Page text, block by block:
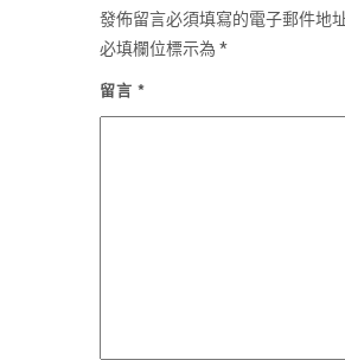
發佈留言必須填寫的電子郵件地
必填欄位標示為 *
留言 *